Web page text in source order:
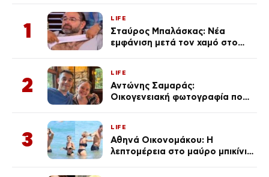
1
LIFE
Σταύρος Μπαλάσκας: Νέα
εμφάνιση μετά τον χαμό στο
2
LIFE
Αντώνης Σαμαράς:
Οικογενειακή φωτογραφία που
Λένας
3
LIFE
Αθηνά Οικονομάκου: Η
λεπτομέρεια στο μαύρο μπικίνι